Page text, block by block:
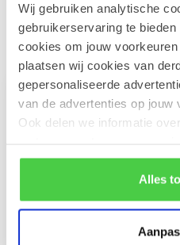
Wij gebruiken analytische
gebruikerservaring te
cookies om jouw
plaatsen wij cookies van
gepersonaliseerde
van de advertenties op jouw
Ook delen we informatie
rekening mee dat als je
de correcte werking van de
Alles
Zuletzt angesehen